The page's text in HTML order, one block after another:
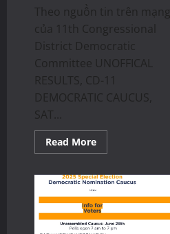
Kỳ
ở
Tiểu
bang
Virginia
Theo nguồn tin trên mạng
của 11th Congressional
District Democratic
Committee UNOFFICAL
RESULTS, CD-11
DEMOCRATIC CAUCUS,
SAT...
Read MoreRead
more
Walkinshaw
thắng
Theo
kết
quả
Cuộc